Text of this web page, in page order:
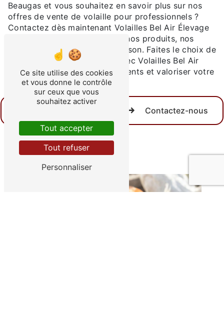
Beaugas et vous souhaitez en savoir plus sur nos
offres de vente de volaille pour professionnels ?
Contactez dès maintenant Volailles Bel Air Élevage
pour découvrir l'ensemble de nos produits, nos
tarifs et les modalités de livraison. Faites le choix de
la qualité et de la fraîcheur avec Volailles Bel Air
Élevage pour satisfaire vos clients et valoriser votre
établissement.
Contactez-nous
Ce site utilise des cookies
et vous donne le contrôle
sur ceux que vous
souhaitez activer
Tout accepter
Tout refuser
Personnaliser